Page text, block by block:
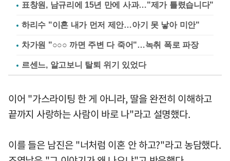
표창원, 남규리에 15년 만에 사과…"제가 틀렸습니다"
하리수 "이혼 내가 먼저 제안…아기 못 낳아 미안"
차가원 "○○○ 까면 주변 다 죽어"…녹취 폭로 파장
르센느, 알고보니 탈퇴 위기 있었다
이어 "가스라이팅 한 게 아니라, 딸을 완전히 이해하고
끝까지 사랑하는 사람이 바로 나"라고 설명했다.
이를 들은 남진은 "너처럼 이혼 안 하고?"라고 농담했다.